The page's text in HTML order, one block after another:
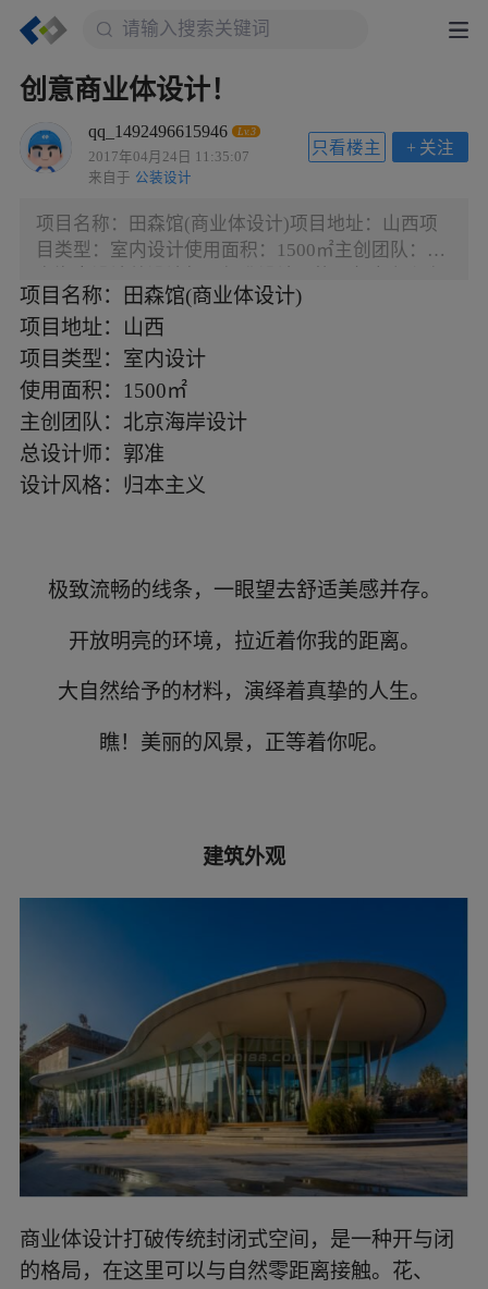
创意商业体设计！
qq_1492496615946 Lv.3
2017年04月24日 11:35:07
来自于 公装设计
+ 关注
只看楼主
项目名称：田森馆(商业体设计)项目地址：山西项
目类型：室内设计使用面积：1500㎡主创团队：北
致流畅的线条，一眼望去舒适美感并存。 开放明亮
的环境，拉近着你我的距离。 大自然给予的材料，
演绎着真挚的人生。 瞧！美丽的风景，正等着你
呢。 建筑外观 商业体设计打破传统封闭式空间，是
一种开与闭的格局，在这里可以与自然零距离接
触。花、草、树木身为大自然的装饰，也同样装饰
着这个商业体的风采。巨大的玻璃墙，轻巧的结
构，挑空的设计，诉说着这个建筑的简洁与美感。
项目名称：田森馆(商业体设计)
项目地址：山西
项目类型：室内设计
使用面积：1500㎡
主创团队：北京海岸设计
总设计师：郭准
设计风格：归本主义
极致流畅的线条，一眼望去舒适美感并存。
开放明亮的环境，拉近着你我的距离。
大自然给予的材料，演绎着真挚的人生。
瞧！美丽的风景，正等着你呢。
建筑外观
商业体设计打破传统封闭式空间，是一种开与闭
的格局，在这里可以与自然零距离接触。花、